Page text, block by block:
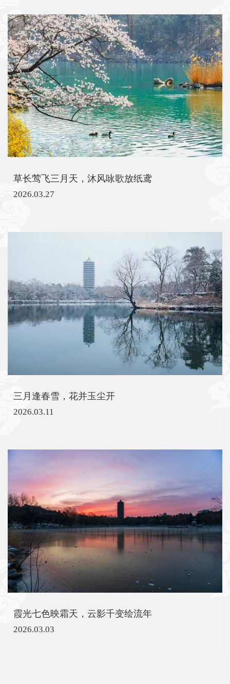
草长莺飞三月天，沐风咏歌放纸鸢
2026.03.27
三月逢春雪，花并玉尘开
2026.03.11
霞光七色映霜天，云影千变绘流年
2026.03.03